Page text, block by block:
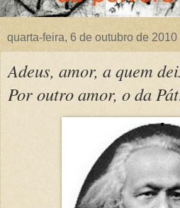
quarta-feira, 6 de outubro de 2010
Adeus, amor, a quem
Por outro amor, o da